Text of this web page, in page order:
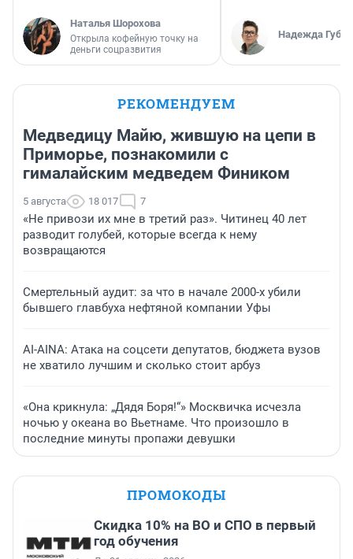
Наталья Шорохова
Открыла кофейную точку на
деньги соцразвития
Надежда
РЕКОМЕНДУЕМ
Медведицу Майю, жившую на цепи в
Приморье, познакомили с
гималайским медведем Фиником
5 августа 18 017 7
«Не привози их мне в третий раз». Читинец 40 лет
разводит голубей, которые всегда к нему
возвращаются
Смертельный аудит: за что в начале 2000-х убили
бывшего главбуха нефтяной компании Уфы
AI-AINA: Атака на соцсети депутатов, бюджета вузов
не хватило лучшим и сколько стоит арбуз
«Она крикнула: „Дядя Боря!“» Москвичка исчезла
ночью у океана во Вьетнаме. Что произошло в
последние минуты пропажи девушки
ПРОМОКОДЫ
Скидка 10% на ВО и СПО в первый
год обучения